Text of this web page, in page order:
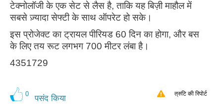
टेक्नोलॉजी के एक सेट से लैस है, ताकि यह बिज़ी माहौल में
सबसे ज़्यादा सेफ्टी के साथ ऑपरेट हो सके।
इस प्रोजेक्ट का ट्रायल पीरियड 60 दिन का होगा, और बस
के लिए तय रूट लगभग 700 मीटर लंबा है।
4351729
0 पसंद किया त्रुटि की रिपोर्ट